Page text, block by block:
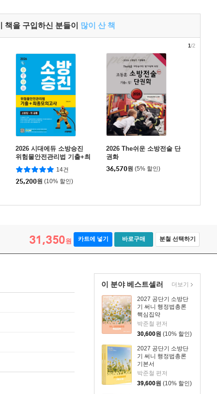
책을 구입하신 분들이 많이 산 책
2026 시대에듀 소방승진
위험물안전관리법 기출+최
종모의고사
14건
25,200원 (10% 할인)
2026 The쉬운 소방전술 단
권화
36,570원 (5% 할인)
1/2
31,350원 카트에 넣기 바로구매 분철 선택하기
이 분야 베스트셀러
2027 공단기 소방단
기 써니 행정법총론
핵심집약
박준철 편저
30,600원 (10% 할인)
2027 공단기 소방단
기 써니 행정법총론
기본서
박준철 편저
39,600원 (10% 할인)
더보기